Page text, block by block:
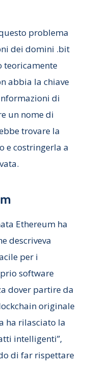
problema
dei domini .bit
teoricamente
abbia la chiave
di
un nome di
trovare la
e costringerla a
Ethereum ha
descriveva
per i
software
dover partire da
originale
ha rilasciato la
intelligenti”,
di far rispettare